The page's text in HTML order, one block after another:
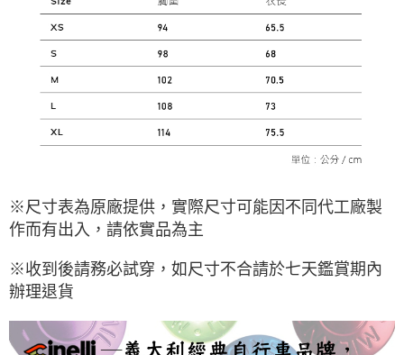
※尺寸表為原廠提供，實際尺寸可能因不同代工廠製
作而有出入，請依實品為主
※收到後請務必試穿，如尺寸不合請於七天鑑賞期內
辦理退貨